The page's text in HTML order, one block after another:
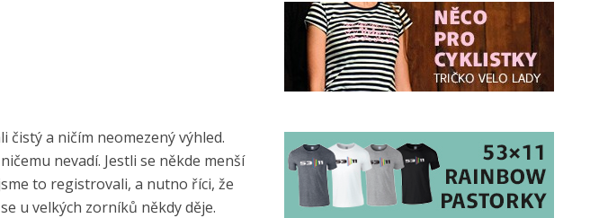
čistý a ničím neomezený výhled.
nevadí. Jestli se někde menší
to registrovali, a nutno říci, že
u velkých zorníků někdy děje.